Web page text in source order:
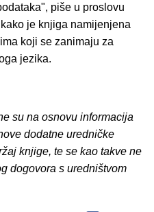
piše u proslovu
je knjiga namijenjena
koji se zanimaju za
jezika.
su na osnovu informacija
dodatne uredničke
knjige, te se kao takve ne
dogovora s uredništvom